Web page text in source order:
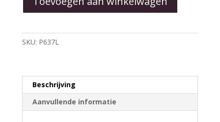
-
aantal
SKU: P637L
Beschrijving
Aanvullende informatie